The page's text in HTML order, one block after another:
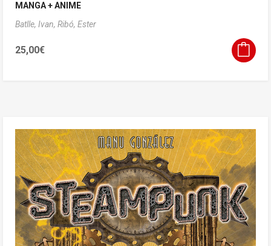
MANGA + ANIME
Batlle, Ivan, Ribó, Ester
25,00€